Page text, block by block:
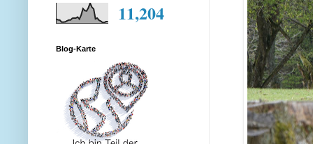
11,204
Blog-Karte